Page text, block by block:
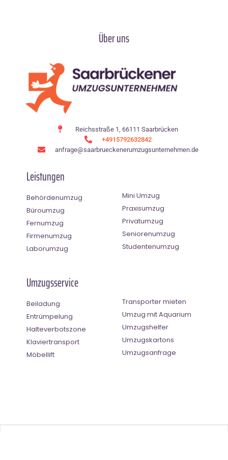
Über uns
Reichsstraße 1, 66111 Saarbrücken
+4915792632842
anfrage@saarbrueckenerumzugsunternehmen.de
Leistungen
Behördenumzug
Büroumzug
Fernumzug
Firmenumzug
Laborumzug
Mini Umzug
Praxisumzug
Privatumzug
Seniorenumzug
Studentenumzug
Umzugsservice
Beiladung
Entrümpelung
Halteverbotszone
Klaviertransport
Möbellift
Transporter mieten
Umzug mit Aquarium
Umzugshelfer
Umzugskartons
Umzugsanfrage